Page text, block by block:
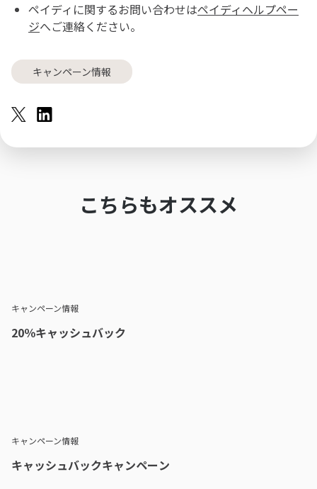
ペイディに関するお問い合わせはペイディヘルプペー
ジへご連絡ください。
キャンペーン情報
こちらもオススメ
キャンペーン情報
20％キャッシュバック
キャンペーン情報
キャッシュバックキャンペーン